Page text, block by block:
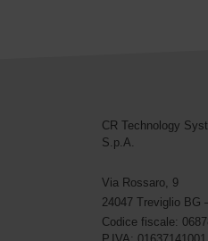
CR Technology Systems
CR Technology
S.p.A.
Via Rossaro, 9
24047 Treviglio BG
Codice fiscale: